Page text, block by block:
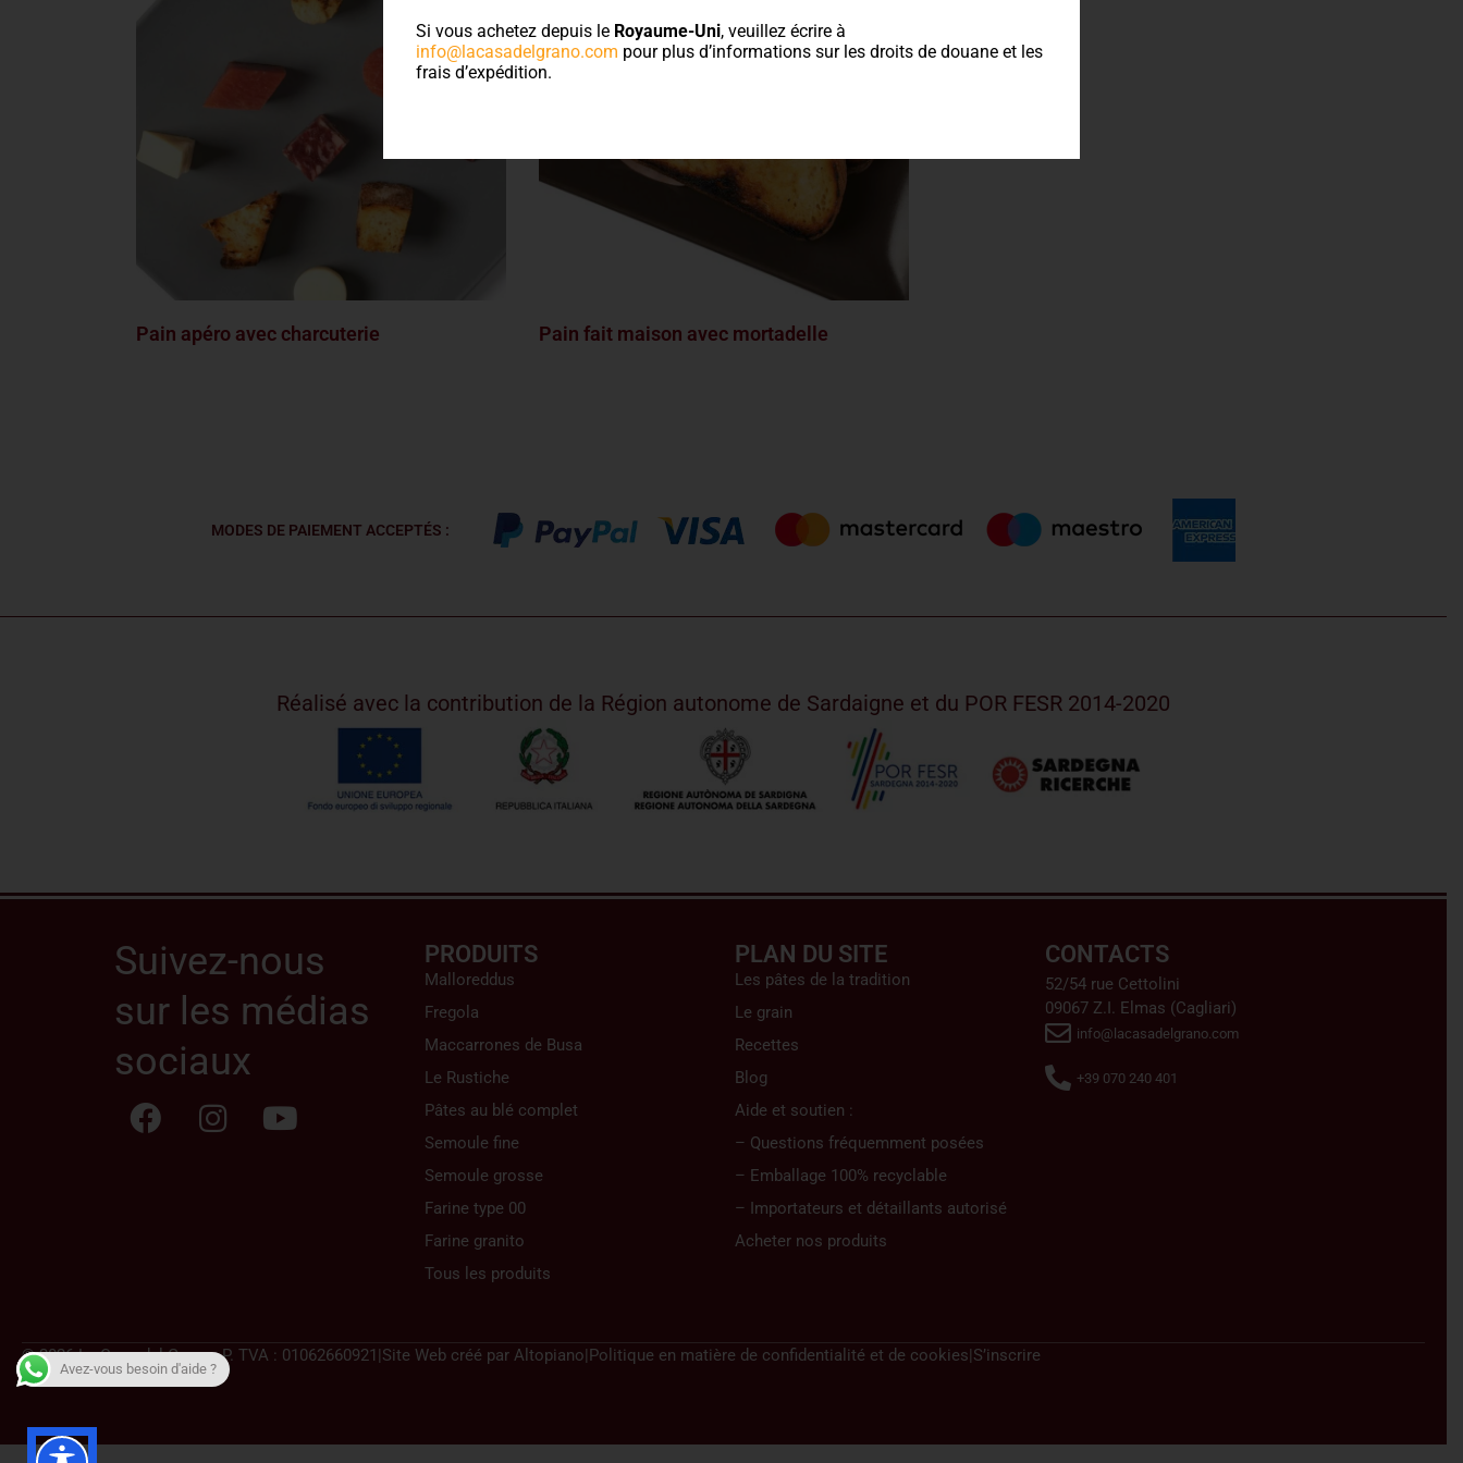
Pain apéro avec charcuterie Pain fait maison avec mortadelle
MODES DE PAIEMENT ACCEPTÉS :
Réalisé avec la contribution de la Région autonome de Sardaigne et du POR FESR 2014-2020
Suivez-nous
sur les médias
sociaux
PRODUITS
Malloreddus
Fregola
Maccarrones de Busa
Le Rustiche
Pâtes au blé complet
Semoule fine
Semoule grosse
Farine type 00
Farine granito
Tous les produits
PLAN DU SITE
Les pâtes de la tradition
Le grain
Recettes
Blog
Aide et soutien :
– Questions fréquemment posées
– Emballage 100% recyclable
– Importateurs et détaillants autorisé
Acheter nos produits
CONTACTS
52/54 rue Cettolini
09067 Z.I. Elmas (Cagliari)
info@lacasadelgrano.com
+39 070 240 401
© 2026 La Casa del Grano–P. TVA : 01062660921 |Site Web créé par Altopiano|Politique en matière de confidentialité et de cookies|S’inscrire
Si vous achetez depuis le Royaume-Uni, veuillez écrire à
info@lacasadelgrano.com pour plus d’informations sur les droits de douane et les
frais d’expédition.
Avez-vous besoin d'aide ?